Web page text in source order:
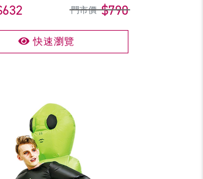
門市價 $790
快速瀏覽